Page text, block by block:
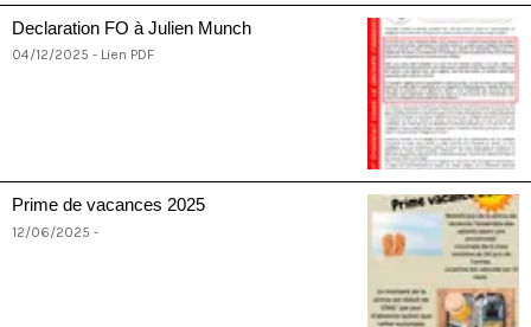
Declaration FO à Julien Munch
04/12/2025 - Lien PDF
Prime de vacances 2025
12/06/2025 -